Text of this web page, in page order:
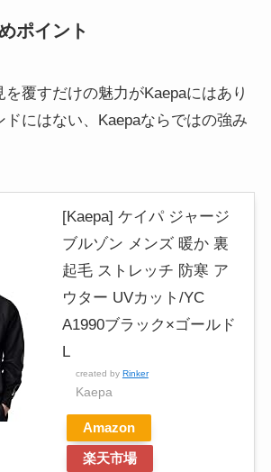
ポイント
覆すだけの魅力がKaepaにはあり
ドにはない、Kaepaならではの強み
[Kaepa] ケイパ ジャージ
ブルゾン メンズ 暖か 裏
起毛 ストレッチ 防寒 ア
ウター UVカット/YC
A1990ブラック×ゴールド
L
created by Rinker
Kaepa
Amazon
楽天市場